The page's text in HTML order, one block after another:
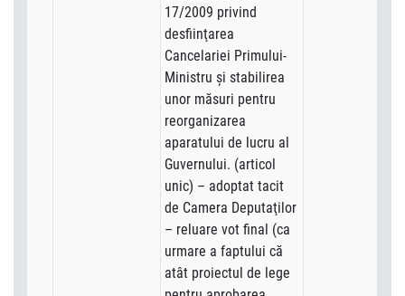
17/2009 privind
desfiinţarea
Cancelariei Primului-
Ministru şi stabilirea
unor măsuri pentru
reorganizarea
aparatului de lucru al
Guvernului. (articol
unic) – adoptat tacit
de Camera Deputaţilor
– reluare vot final (ca
urmare a faptului că
atât proiectul de lege